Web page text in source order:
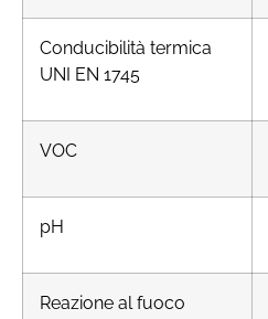
Conducibilità termica
UNI EN 1745
VOC
pH
Reazione al fuoco